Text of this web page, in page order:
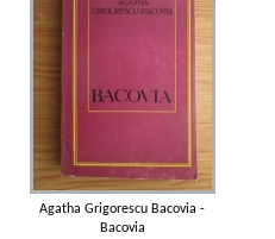
Agatha Grigorescu Bacovia -
Bacovia